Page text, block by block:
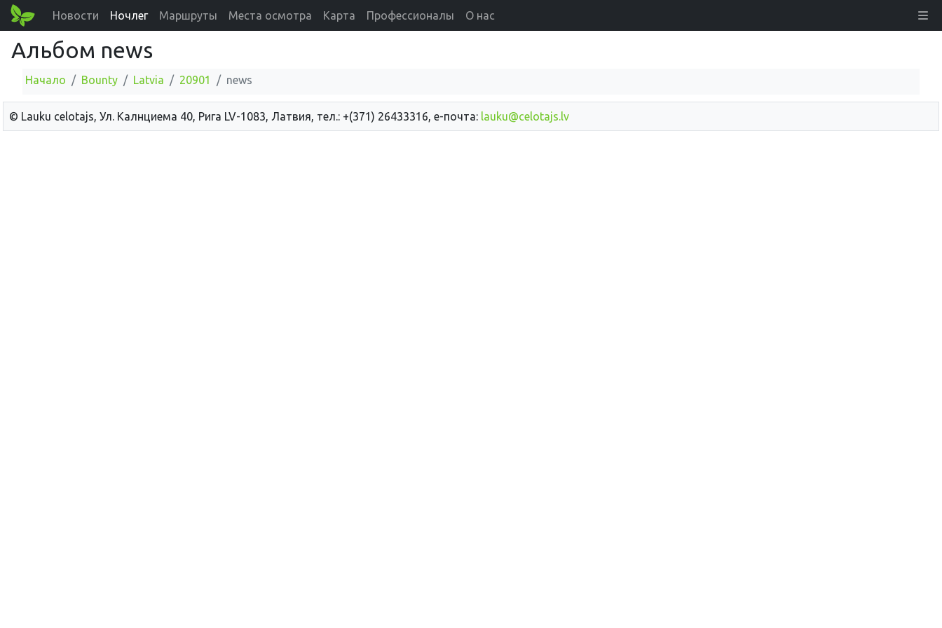
Новости Ночлег Маршруты Места осмотра Карта Профессионалы О нас
Альбом news
Начало Bounty Latvia 20901 news
© Lauku сelotajs, Ул. Калнциема 40, Рига LV-1083, Латвия, тел.: +(371) 26433316, е-почта: lauku@celotajs.lv